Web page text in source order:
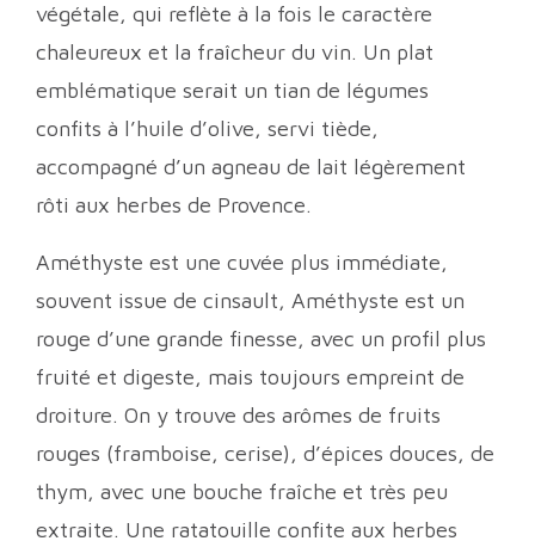
végétale, qui reflète à la fois le caractère
chaleureux et la fraîcheur du vin. Un plat
emblématique serait un tian de légumes
confits à l’huile d’olive, servi tiède,
accompagné d’un agneau de lait légèrement
rôti aux herbes de Provence.
Améthyste est une cuvée plus immédiate,
souvent issue de cinsault, Améthyste est un
rouge d’une grande finesse, avec un profil plus
fruité et digeste, mais toujours empreint de
droiture. On y trouve des arômes de fruits
rouges (framboise, cerise), d’épices douces, de
thym, avec une bouche fraîche et très peu
extraite. Une ratatouille confite aux herbes